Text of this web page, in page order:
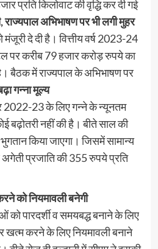
प्रति किलोवाट की वृद्धि कर दी गई
अभिभाषण पर भी लगी मुहर
दे दी है। वित्तीय वर्ष 2023-24
पर करीब 79 हजार करोड़ रुपये का
बैठक में राज्यपाल के अभिभाषण पर
गन्ना मूल्य
2022-23 के लिए गन्ने के न्यूनतम
बढ़ोतरी नहीं की है। बीते साल की
किया जाएगा। जिसमें सामान्य
प्रजाति की 355 रुपये प्रति
को नियमावली बनेगी
को पारदर्शी व समयबद्ध बनाने के लिए
खत्म करने के लिए नियमावली बनाने